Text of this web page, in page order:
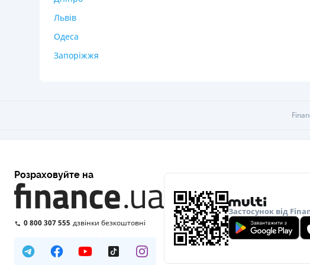
Львів
Одеса
Запоріжжя
Розраховуйте на
0 800 307 555 дзвінки безкоштовні
Застосунок від